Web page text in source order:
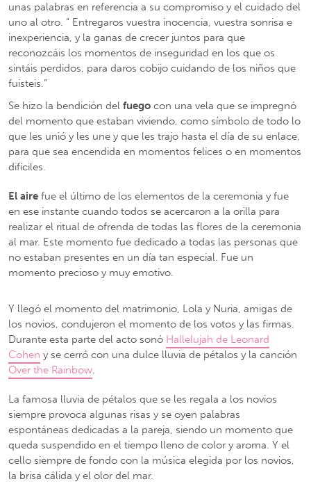
unas palabras en referencia a su compromiso y el cuidado del
uno al otro. “ Entregaros vuestra inocencia, vuestra sonrisa e
inexperiencia, y la ganas de crecer juntos para que
reconozcáis los momentos de inseguridad en los que os
sintáis perdidos, para daros cobijo cuidando de los niños que
fuisteis.”
Se hizo la bendición del fuego con una vela que se impregnó
del momento que estaban viviendo, como símbolo de todo lo
que les unió y les une y que les trajo hasta el día de su enlace,
para que sea encendida en momentos felices o en momentos
difíciles.
El aire fue el último de los elementos de la ceremonia y fue
en ese instante cuando todos se acercaron a la orilla para
realizar el ritual de ofrenda de todas las flores de la ceremonia
al mar. Este momento fue dedicado a todas las personas que
no estaban presentes en un día tan especial. Fue un
momento precioso y muy emotivo.
Y llegó el momento del matrimonio, Lola y Nuria, amigas de
los novios, condujeron el momento de los votos y las firmas.
Durante esta parte del acto sonó Hallelujah de Leonard
Cohen y se cerró con una dulce lluvia de pétalos y la canción
Over the Rainbow.
La famosa lluvia de pétalos que se les regala a los novios
siempre provoca algunas risas y se oyen palabras
espontáneas dedicadas a la pareja, siendo un momento que
queda suspendido en el tiempo lleno de color y aroma. Y el
cello siempre de fondo con la música elegida por los novios,
la brisa cálida y el olor del mar.